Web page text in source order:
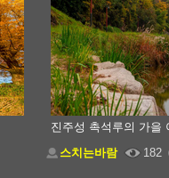
진주성 촉석루의 가을
스치는바람
182